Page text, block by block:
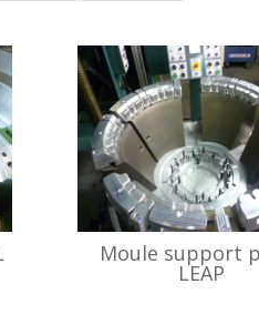
Moule support
LEAP